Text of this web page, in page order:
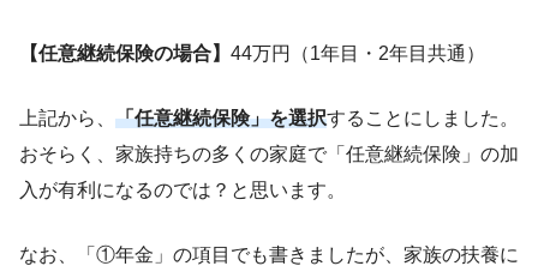
【任意継続保険の場合】 44万円（1年目・2年目共通）
上記から、 「任意継続保険」を選択することにしました。
おそらく、家族持ちの多くの家庭で「任意継続保険」の加
入が有利になるのでは？と思います。
なお、「①年金」の項目でも書きましたが、家族の扶養に